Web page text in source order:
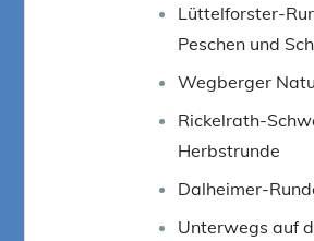
Lüttelforster-
Peschen und
Wegberger
Rickelrath-
Herbstrunde
Dalheimer-
Unterwegs auf